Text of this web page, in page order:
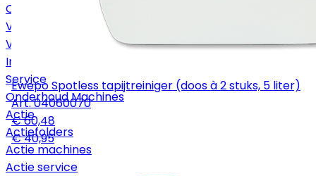
Chemie
Vloerbeschermers
Vloerreinigers
Interieurreinigers
Service
Onderhoud Machines
Actie
Actiefolders
Actie machines
Actie service
Ewepo Spotless tapijtreiniger (doos à 2 stuks, 5 liter)
Art.04060070
€ 60,48
€ 40,95